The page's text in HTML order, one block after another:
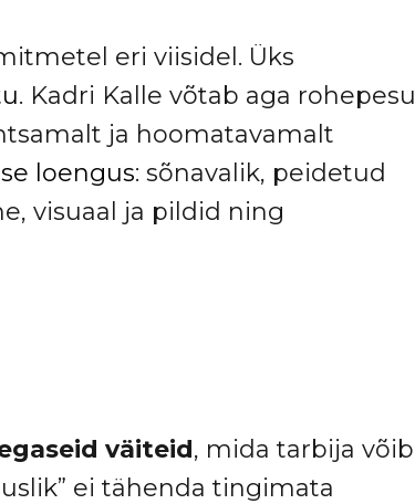
eri viisidel. Üks
. Kadri Kalle võtab aga rohepesu
ja hoomatavamalt
loengus: sõnavalik, peidetud
visuaal ja pildid ning
väiteid, mida tarbija võib
ei tähenda tingimata